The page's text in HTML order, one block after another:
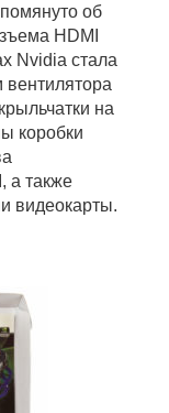
об
HDMI
Nvidia стала
вентилятора
на
коробки
а также
видеокарты.